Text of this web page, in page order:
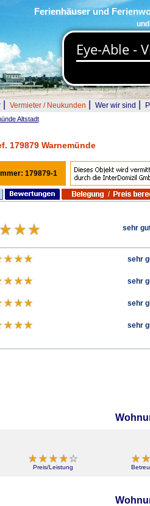
Ferienhäuser und
| Vermieter / Neukunden Wer wir sind
Altstadt
179879 Warnemünde
179879-1
sehr
sehr
sehr
sehr
sehr
Preis/Leistung